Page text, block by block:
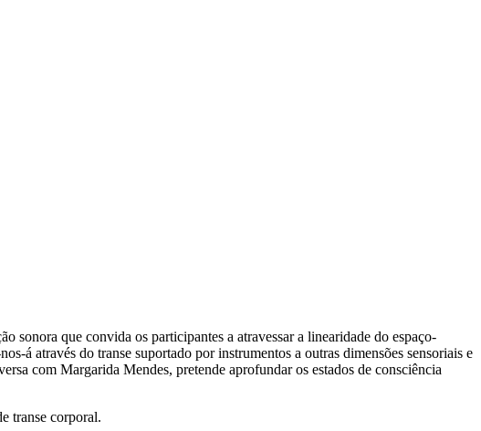
sonora que convida os participantes a atravessar a linearidade do espaço-
á através do transe suportado por instrumentos a outras dimensões sensoriais e
com Margarida Mendes, pretende aprofundar os estados de consciência
transe corporal.